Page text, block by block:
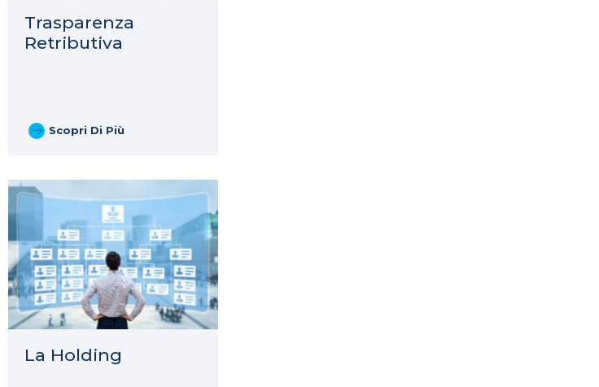
Trasparenza
Retributiva
Scopri Di Più
La Holding